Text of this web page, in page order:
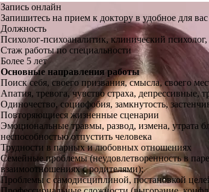
Запись онлайн
Запишитесь на прием к доктору в удобное для
Должность
Психолог-психоаналитик, клинический
Стаж работы по специальности
Более 5 лет
Основные направления работы
Поиск себя, своего призвания, смысла, своего
Апатия, тревога, чувство страха,
Одиночество, социофобия, замкнутость,
Повторяющиеся жизненные сценарии
Эмоциональные травмы, развод, измена, утрата
неспособностью отпустить человека
Трудности в парных и любовных отношениях
Семейные проблемы (неудовлетворенность в
взаимоотношениях с родителями);
Проблемы с самодисциплиной, постановкой